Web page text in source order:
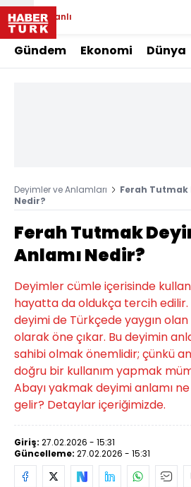
Canlı
Gündem Ekonomi Dünya
Deyimler ve Anlamları
Ferah Tutmak
Nedir?
Ferah Tutmak
Anlamı Nedir?
Deyimler cümle içerisinde
hayatta da oldukça tercih
deyimi de Türkçede yaygın
olarak öne çıkar. Bu deyimin
sahibi olmak önemlidir; çünkü
doğru bir kullanım yapmak
Abayı yakmak deyimi anlamı
gelir? Detaylar içeriğimizde.
Giriş: 27.02.2026 - 15:31
Güncelleme: 27.02.2026 - 15:31